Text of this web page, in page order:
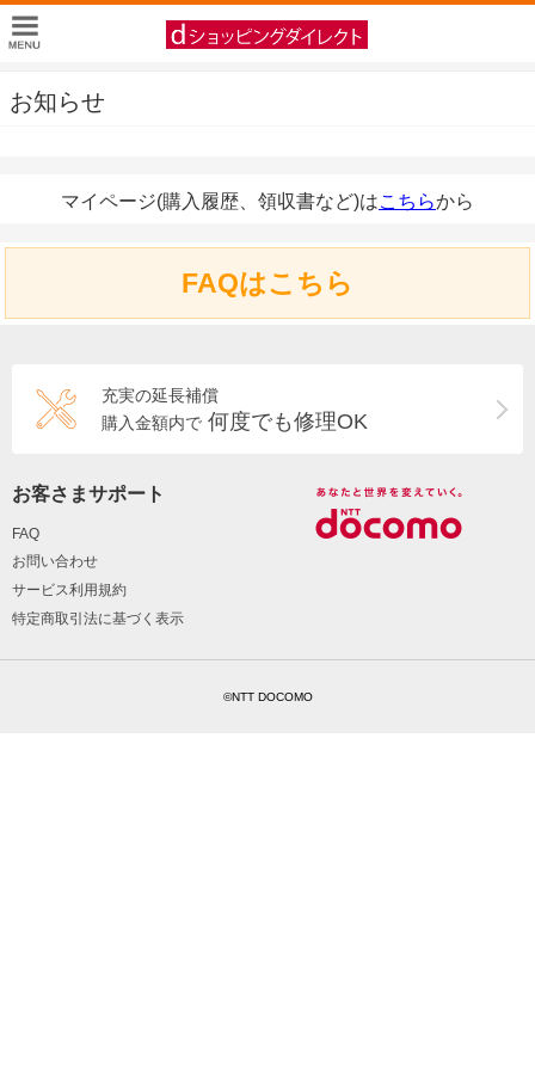
お知らせ
マイページ(購入履歴、領収書など)はこちらから
FAQはこちら
充実の延長補償
購入金額内で 何度でも修理OK
お客さまサポート
FAQ
お問い合わせ
サービス利用規約
特定商取引法に基づく表示
©NTT DOCOMO